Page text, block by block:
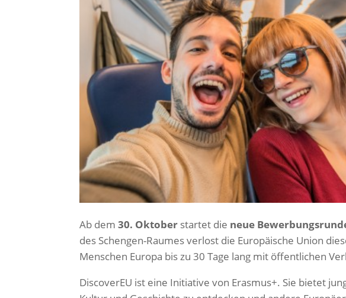
Ab dem30. Oktober startet die neue
des Schengen-Raumes verlost die Europäische Union
Menschen Europa bis zu 30 Tage lang mit öffentlichen
DiscoverEU ist eine Initiative von Erasmus+. Sie bietet